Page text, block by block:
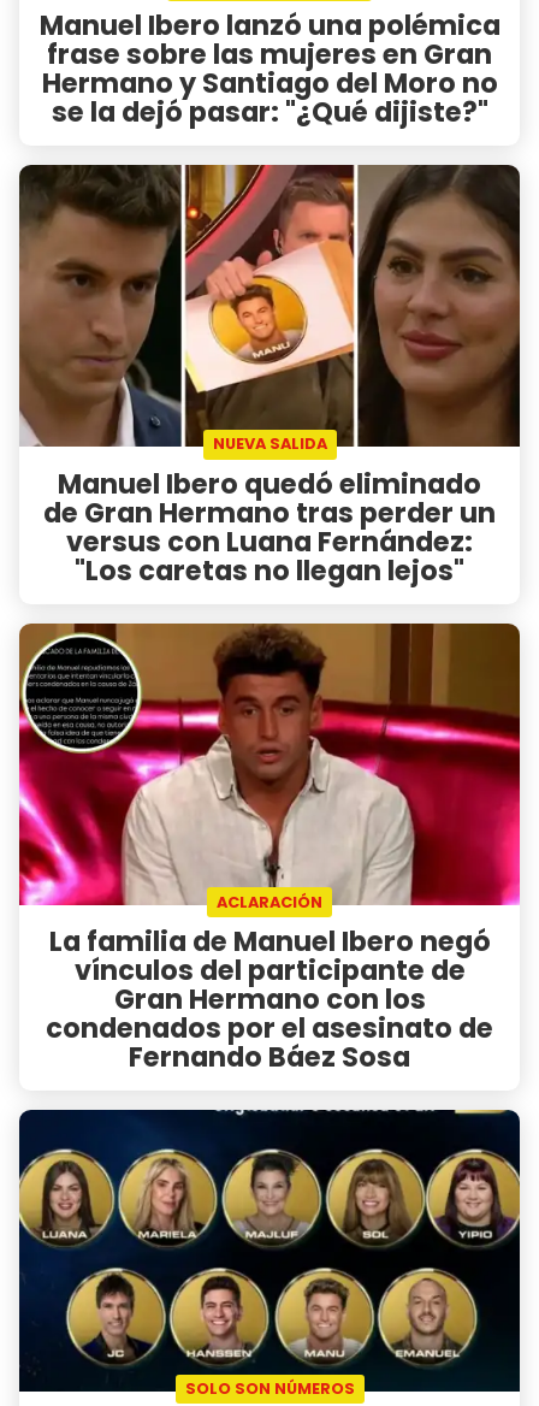
Manuel Ibero lanzó una polémica
frase sobre las mujeres en Gran
Hermano y Santiago del Moro no
se la dejó pasar: "¿Qué dijiste?"
NUEVA SALIDA
Manuel Ibero quedó eliminado
de Gran Hermano tras perder un
versus con Luana Fernández:
"Los caretas no llegan lejos"
ACLARACIÓN
La familia de Manuel Ibero negó
vínculos del participante de
Gran Hermano con los
condenados por el asesinato de
Fernando Báez Sosa
SOLO SON NÚMEROS